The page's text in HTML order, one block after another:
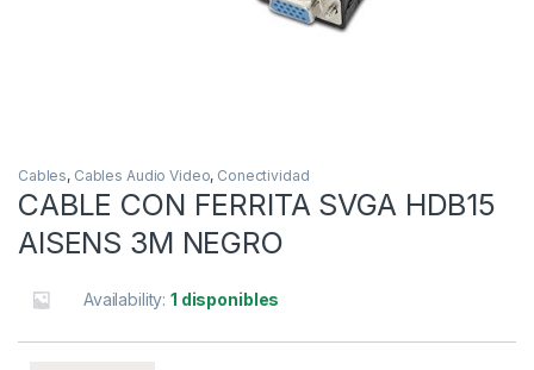
Cables, Cables Audio Video, Conectividad
CABLE CON FERRITA SVGA HDB15
AISENS 3M NEGRO
Availability:1 disponibles